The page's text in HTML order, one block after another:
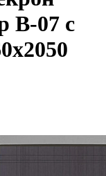
В-07 с